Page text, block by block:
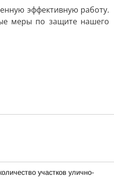
эффективную работу.
меры по защите нашего
участков улично-